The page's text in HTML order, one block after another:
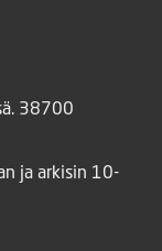
38700
ja arkisin 10-